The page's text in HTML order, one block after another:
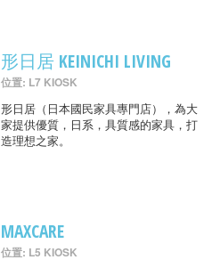
形日居 KEINICHI LIVING
位置: L7 KIOSK
形日居（日本國民家具專門店），為大
家提供優質，日系，具質感的家具，打
造理想之家。
MAXCARE
位置: L5 KIOSK